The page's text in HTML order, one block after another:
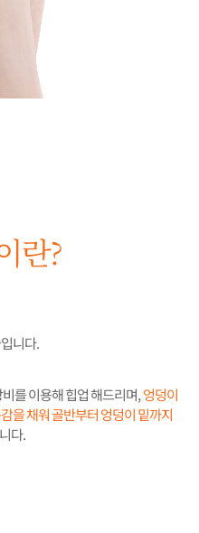
란?
니다.
를 이용해 힙업 해드리며,엉덩이
을 채워 골반부터 엉덩이 밑까지
다.